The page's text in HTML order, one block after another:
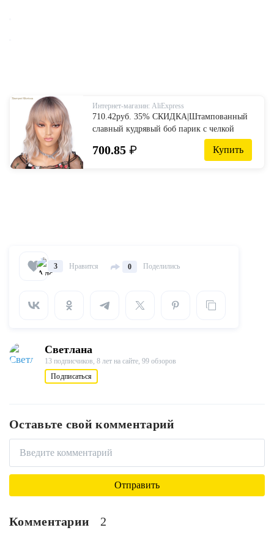
Интернет-магазин: AliExpress
710.42руб. 35% СКИДКА|Штампованный
славный кудрявый боб парик с челкой
коричневый до блонд короткий парик 3
тона Омбре парик натуральные волнистые
700.85 ₽ Купить
3 Нравится 0 Поделились
Светлана
13 подписчиков, 8 лет на сайте, 99 обзоров
Подписаться
Оставьте свой комментарий
Комментарии 2